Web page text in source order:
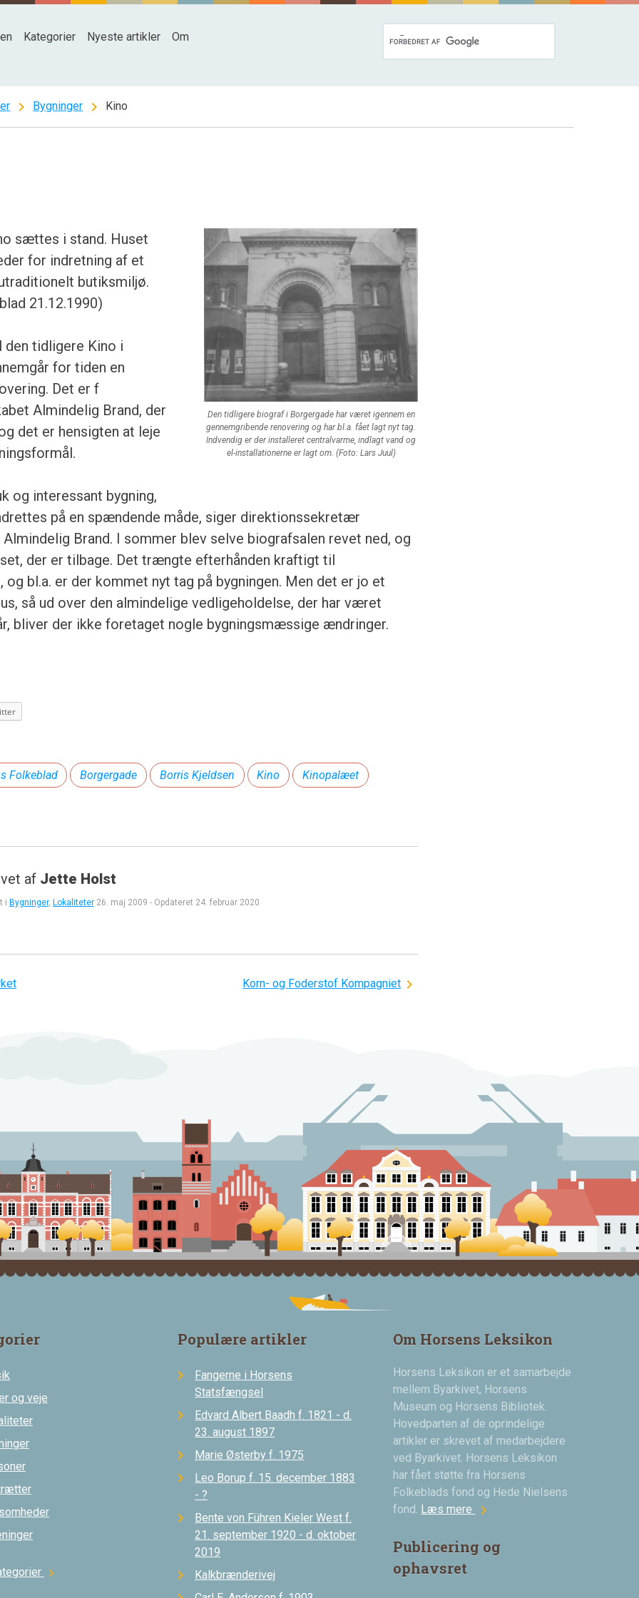
Kategorier Nyeste artikler Om
chevron_right Bygninger chevron_right Kino
Den tidligere biograf i Borgergade har været igennem en
gennemgribende renovering og har bl.a. fået lagt nyt tag.
Indvendig er der installeret centralvarme, indlagt vand og
el-installationerne er lagt om. (Foto: Lars Juul)
sættes i stand. Huset
for indretning af et
butiksmiljø.
21.12.1990)
den tidligere Kino i
for tiden en
Det er f
Almindelig Brand, der
det er hensigten at leje
og interessant bygning,
på en spændende måde, siger direktionssekretær
Brand. I sommer blev selve biografsalen revet ned, og
der er tilbage. Det trængte efterhånden kraftigt til
og bl.a. er der kommet nyt tag på bygningen. Men det er jo et
så ud over den almindelige vedligeholdelse, der har været
bliver der ikke foretaget nogle bygningsmæssige ændringer.
Folkeblad Borgergade Borris Kjeldsen Kino Kinopalæet
af Jette Holst
i Bygninger, Lokaliteter 26. maj 2009 - Opdateret 24. februar 2020
Korn- og Foderstof Kompagniet
og veje
chevron_right
Populære artikler
Fangerne i Horsens
Statsfængsel
Edvard Albert Baadh f. 1821 - d.
23. august 1897
Marie Østerby f. 1975
Leo Borup f. 15. december 1883
- ?
Bente von Führen Kieler West f.
21. september 1920 - d. oktober
2019
Kalkbrænderivej
Om Horsens Leksikon
Horsens Leksikon er et samarbejde
mellem Byarkivet, Horsens
Museum og Horsens Bibliotek.
Hovedparten af de oprindelige
artikler er skrevet af medarbejdere
ved Byarkivet. Horsens Leksikon
har fået støtte fra Horsens
Folkeblads fond og Hede Nielsens
fond. Læs mere chevron_right
Publicering og
ophavsret